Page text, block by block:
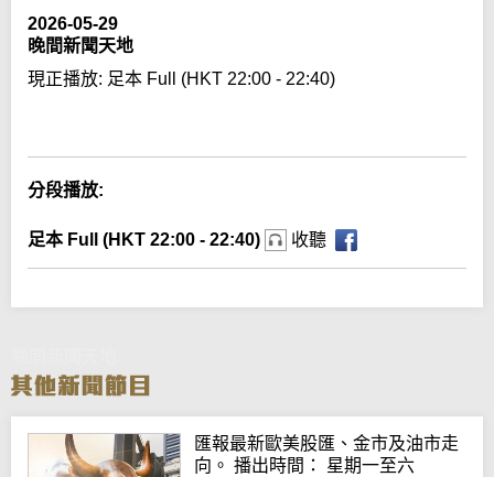
2026-05-29
晚間新聞天地
現正播放: 足本 Full (HKT 22:00 - 22:40)
分段播放:
足本 Full (HKT 22:00 - 22:40) 收聽
匯報最新歐美股匯、金市及油市走
向。 播出時間： 星期一至六